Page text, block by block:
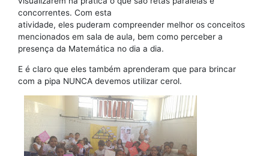
concorrentes. Com esta
atividade, eles puderam compreender melhor os conceitos
mencionados em sala de aula, bem como perceber a
presença da Matemática no dia a dia.
E é claro que eles também aprenderam que para brincar
com a pipa NUNCA devemos utilizar cerol.